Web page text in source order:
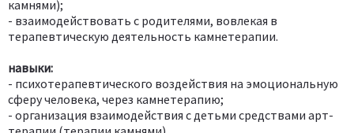
камнями);
- взаимодействовать с родителями, вовлекая в
терапевтическую деятельность камнетерапии.
навыки:
- психотерапевтического воздействия на эмоциональную
сферу человека, через камнетерапию;
- организация взаимодействия с детьми средствами арт-